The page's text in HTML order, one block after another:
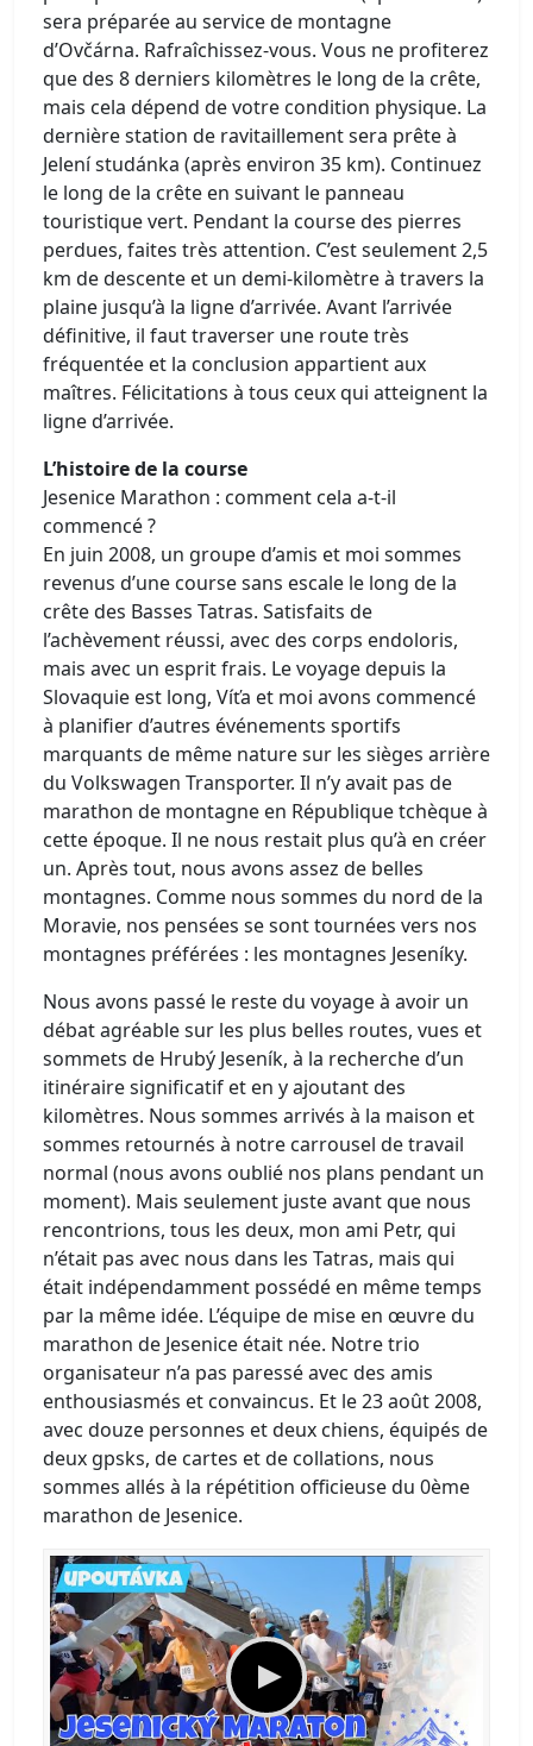
sera préparée au service de montagne
d’Ovčárna. Rafraîchissez-vous. Vous ne profiterez
que des 8 derniers kilomètres le long de la crête,
mais cela dépend de votre condition physique. La
dernière station de ravitaillement sera prête à
Jelení studánka (après environ 35 km). Continuez
le long de la crête en suivant le panneau
touristique vert. Pendant la course des pierres
perdues, faites très attention. C’est seulement 2,5
km de descente et un demi-kilomètre à travers la
plaine jusqu’à la ligne d’arrivée. Avant l’arrivée
définitive, il faut traverser une route très
fréquentée et la conclusion appartient aux
maîtres. Félicitations à tous ceux qui atteignent la
ligne d’arrivée.
L’histoire de la course
Jesenice Marathon : comment cela a-t-il
commencé ?
En juin 2008, un groupe d’amis et moi sommes
revenus d’une course sans escale le long de la
crête des Basses Tatras. Satisfaits de
l’achèvement réussi, avec des corps endoloris,
mais avec un esprit frais. Le voyage depuis la
Slovaquie est long, Víťa et moi avons commencé
à planifier d’autres événements sportifs
marquants de même nature sur les sièges arrière
du Volkswagen Transporter. Il n’y avait pas de
marathon de montagne en République tchèque à
cette époque. Il ne nous restait plus qu’à en créer
un. Après tout, nous avons assez de belles
montagnes. Comme nous sommes du nord de la
Moravie, nos pensées se sont tournées vers nos
montagnes préférées : les montagnes Jeseníky.
Nous avons passé le reste du voyage à avoir un
débat agréable sur les plus belles routes, vues et
sommets de Hrubý Jeseník, à la recherche d’un
itinéraire significatif et en y ajoutant des
kilomètres. Nous sommes arrivés à la maison et
sommes retournés à notre carrousel de travail
normal (nous avons oublié nos plans pendant un
moment). Mais seulement juste avant que nous
rencontrions, tous les deux, mon ami Petr, qui
n’était pas avec nous dans les Tatras, mais qui
était indépendamment possédé en même temps
par la même idée. L’équipe de mise en œuvre du
marathon de Jesenice était née. Notre trio
organisateur n’a pas paressé avec des amis
enthousiasmés et convaincus. Et le 23 août 2008,
avec douze personnes et deux chiens, équipés de
deux gpsks, de cartes et de collations, nous
sommes allés à la répétition officieuse du 0ème
marathon de Jesenice.